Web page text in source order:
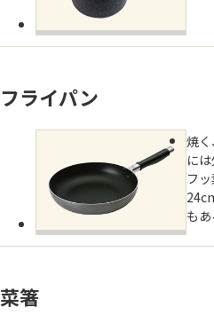
フライパン
焼
に
フ
もあ
菜箸